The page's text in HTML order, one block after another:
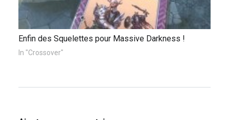
Enfin des Squelettes pour Massive Darkness !
In "Crossover"